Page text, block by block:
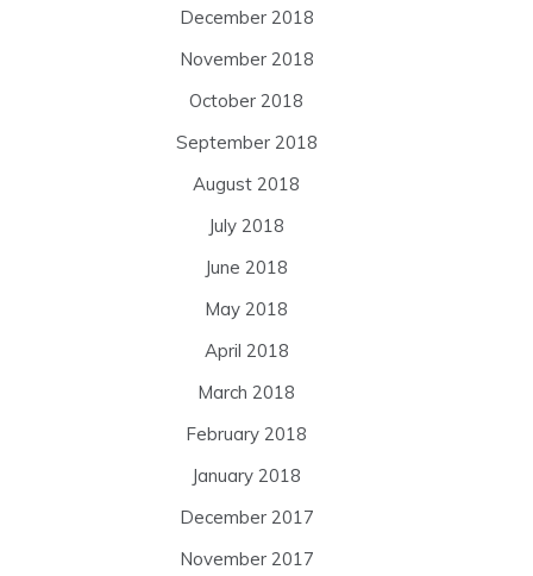
December 2018
November 2018
October 2018
September 2018
August 2018
July 2018
June 2018
May 2018
April 2018
March 2018
February 2018
January 2018
December 2017
November 2017